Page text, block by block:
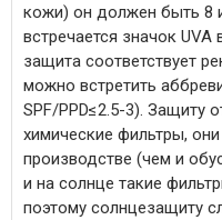
кожи) он должен быть 8
встречается значок UVA
защита соответствует
можно встретить
SPF/PPD≤2.5-3). Защиту
химические фильтры,
производстве (чем и
и на солнце такие
поэтому солнцезащиту